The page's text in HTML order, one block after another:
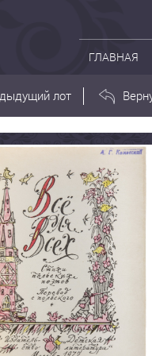
ГЛАВНАЯ
лот